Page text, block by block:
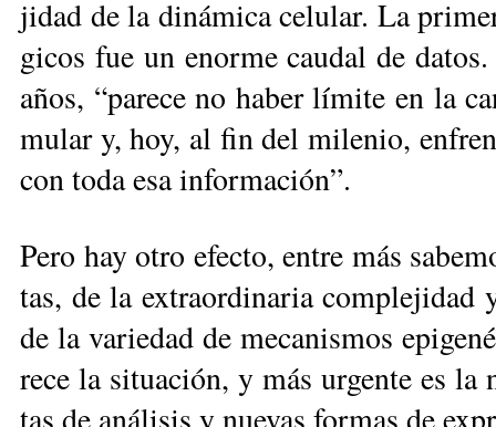
ji­dad de la di­ná­mi­ca ce­lu­lar. La
gi­cos fue un enor­me cau­dal de
años, “pa­re­ce no ha­ber lí­mi­te en la
mu­lar y, hoy, al fin del mi­le­nio,
con to­da esa in­for­ma­ción”.
Pe­ro hay otro efec­to, en­tre más
tas, de la ex­traor­di­na­ria com­ple­ji­dad
de la va­rie­dad de me­ca­nis­mos
re­ce la si­tua­ción, y más ur­gen­te es la
tas de aná­li­sis y nue­vas for­mas de